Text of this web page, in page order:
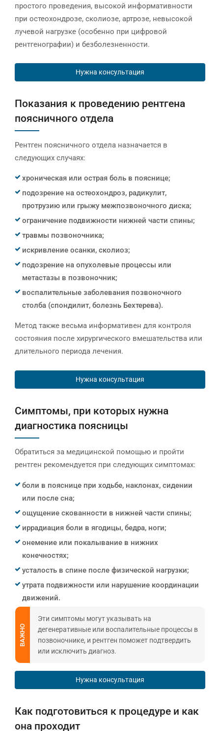
простого проведения, высокой информативности
при остеохондрозе, сколиозе, артрозе, невысокой
лучевой нагрузке (особенно при цифровой
рентгенографии) и безболезненности.
Нужна консультация
Показания к проведению рентгена
поясничного отдела
Рентген поясничного отдела назначается в
следующих случаях:
хроническая или острая боль в пояснице;
подозрение на остеохондроз, радикулит,
протрузию или грыжу межпозвоночного диска;
ограничение подвижности нижней части спины;
травмы позвоночника;
искривление осанки, сколиоз;
подозрение на опухолевые процессы или
метастазы в позвоночник;
воспалительные заболевания позвоночного
столба (спондилит, болезнь Бехтерева).
Метод также весьма информативен для контроля
состояния после хирургического вмешательства или
длительного периода лечения.
Нужна консультация
Симптомы, при которых нужна
диагностика поясницы
Обратиться за медицинской помощью и пройти
рентген рекомендуется при следующих симптомах:
боли в пояснице при ходьбе, наклонах, сидении
или после сна;
ощущение скованности в нижней части спины;
иррадиация боли в ягодицы, бедра, ноги;
онемение или покалывание в нижних
конечностях;
усталость в спине после физической нагрузки;
утрата подвижности или нарушение координации
движений.
ВАЖНО
Эти симптомы могут указывать на
дегенеративные или воспалительные процессы в
позвоночнике, и рентген поможет подтвердить
или исключить диагноз.
Нужна консультация
Как подготовиться к процедуре и как
она проходит